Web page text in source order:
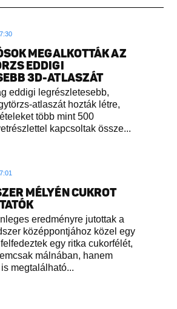
MEGALKOTTÁK AZ
EDDIGI
3D-ATLASZÁT
eddigi legrészletesebb,
atlaszát hozták létre,
több mint 500
kapcsoltak össze...
MÉLYÉN CUKROT
eredményre jutottak a
középpontjához közel egy
egy ritka cukorfélét,
málnában, hanem
megtalálható...